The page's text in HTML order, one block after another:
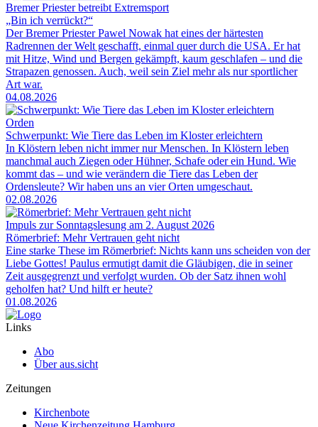
Bremer Priester betreibt Extremsport
„Bin ich verrückt?“
Der Bremer Priester Pawel Nowak hat eines der härtesten
Radrennen der Welt geschafft, einmal quer durch die USA. Er hat
mit Hitze, Wind und Bergen gekämpft, kaum geschlafen – und die
Strapazen genossen. Auch, weil sein Ziel mehr als nur sportlicher
Art war.
04.08.2026
Orden
Schwerpunkt: Wie Tiere das Leben im Kloster erleichtern
In Klöstern leben nicht immer nur Menschen. In Klöstern leben
manchmal auch Ziegen oder Hühner, Schafe oder ein Hund. Wie
kommt das – und wie verändern die Tiere das Leben der
Ordensleute? Wir haben uns an vier Orten umgeschaut.
02.08.2026
Impuls zur Sonntagslesung am 2. August 2026
Römerbrief: Mehr Vertrauen geht nicht
Eine starke These im Römerbrief: Nichts kann uns scheiden von der
Liebe Gottes! Paulus ermutigt damit die Gläubigen, die in seiner
Zeit ausgegrenzt und verfolgt wurden. Ob der Satz ihnen wohl
geholfen hat? Und hilft er heute?
01.08.2026
Links
Abo
Über aus.sicht
Zeitungen
Kirchenbote